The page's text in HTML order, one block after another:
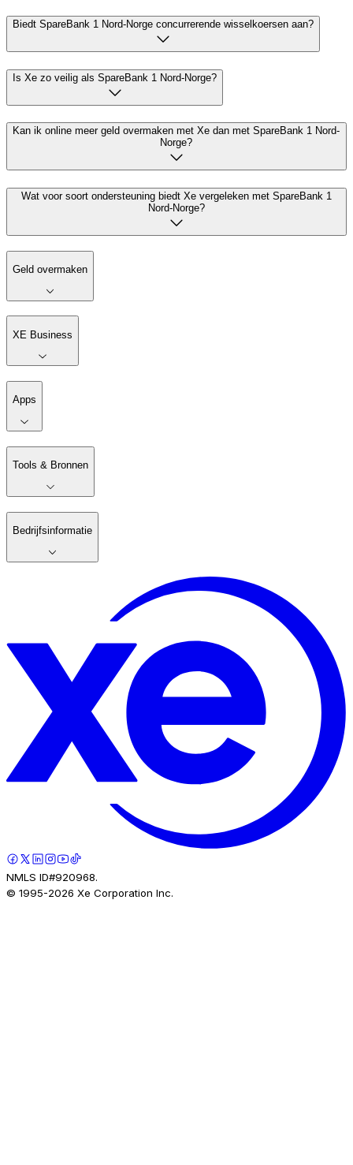
Biedt SpareBank 1 Nord-Norge concurrerende wisselkoersen aan?
Is Xe zo veilig als SpareBank 1 Nord-Norge?
Kan ik online meer geld overmaken met Xe dan met SpareBank 1 Nord-
Norge?
Wat voor soort ondersteuning biedt Xe vergeleken met SpareBank 1
Nord-Norge?
Geld overmaken
XE Business
Apps
Tools & Bronnen
Bedrijfsinformatie
NMLS ID#920968.
© 1995-2026 Xe Corporation Inc.